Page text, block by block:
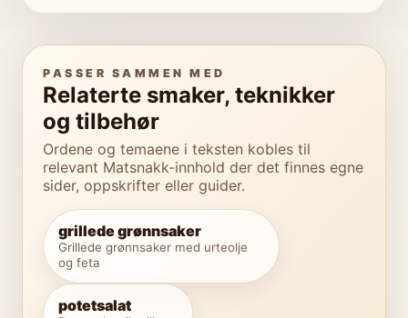
PASSER SAMMEN MED
Relaterte smaker, teknikker
og tilbehør
Ordene og temaene i teksten kobles til
relevant Matsnakk-innhold der det finnes egne
sider, oppskrifter eller guider.
grillede grønnsaker
Grillede grønnsaker med urteolje
og feta
potetsalat